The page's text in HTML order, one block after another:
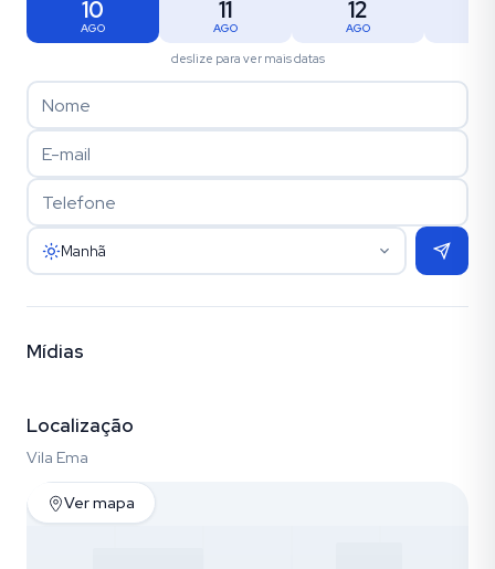
10
AGO
11
AGO
12
AGO
deslize para ver mais datas
Manhã
Mídias
Localização
Vila Ema
Ver mapa